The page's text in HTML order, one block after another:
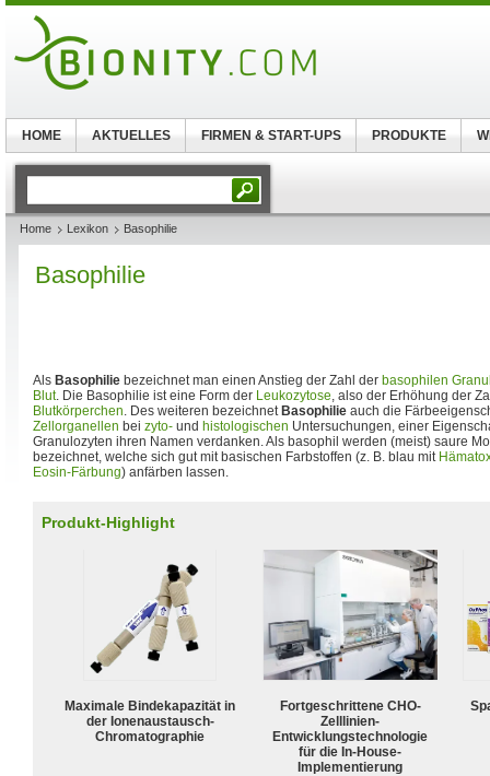
Home Lexikon Basophilie
Basophilie
Als Basophilie bezeichnet man einen Anstieg der Zahl der basophilen
Blut. Die Basophilie ist eine Form der Leukozytose, also der Erhöhung der
Blutkörperchen. Des weiteren bezeichnet Basophilie auch die
Zellorganellen bei zyto- und histologischen Untersuchungen, einer
Granulozyten ihren Namen verdanken. Als basophil werden (meist) saure
bezeichnet, welche sich gut mit basischen Farbstoffen (z. B. blau mit
Eosin-Färbung) anfärben lassen.
Produkt-Highlight
Maximale Bindekapazität in
der Ionenaustausch-
Chromatographie
Fortgeschrittene CHO-
Zelllinien-
Entwicklungstechnologie
für die In-House-
Implementierung
HOME AKTUELLES FIRMEN & START-UPS PRODUKTE